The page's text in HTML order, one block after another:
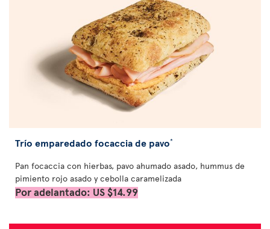
Trío emparedado focaccia de pavo*
Pan focaccia con hierbas, pavo ahumado asado, hummus de
pimiento rojo asado y cebolla caramelizada
Por adelantado: US $14.99